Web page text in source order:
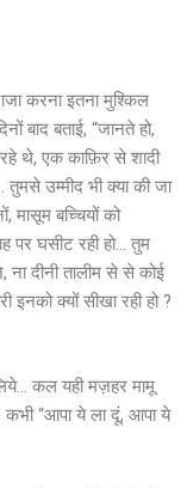
करना इतना मुश्किल
बाद बताई, “जानते हो,
थे, एक काफ़िर से शादी
उम्मीद भी क्या की जा
मासूम बच्चियों को
पर घसीट रही हो… तुम
दीनी तालीम से से कोई
इनको क्यों सीखा रही हो ?
कल यही मज़हर मामू
कभी “आपा ये ला दूं, आपा ये